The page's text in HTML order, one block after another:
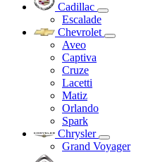
Cadillac
Escalade
Chevrolet
Aveo
Captiva
Cruze
Lacetti
Matiz
Orlando
Spark
Chrysler
Grand Voyager